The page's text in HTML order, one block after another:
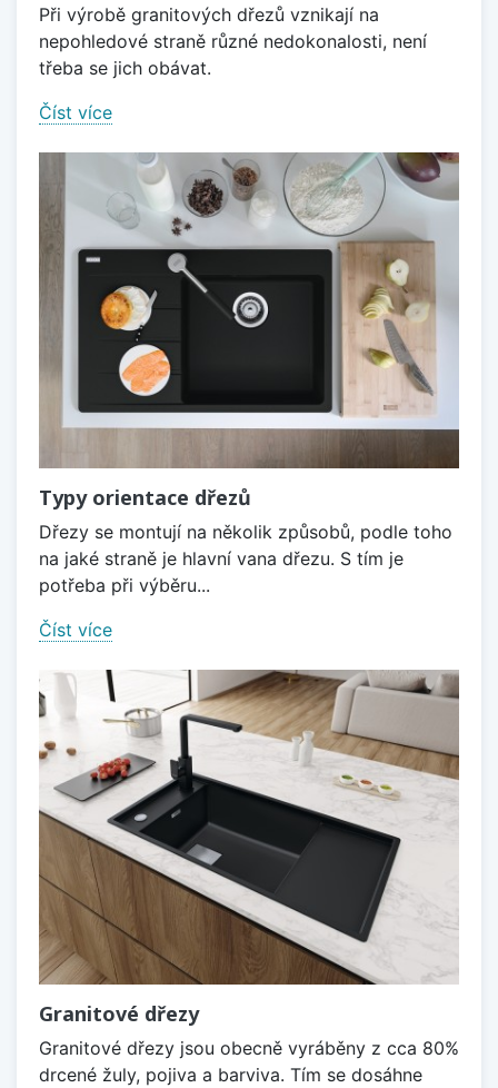
Při výrobě granitových dřezů vznikají na
nepohledové straně různé nedokonalosti, není
třeba se jich obávat.
Číst více
Typy orientace dřezů
Dřezy se montují na několik způsobů, podle toho
na jaké straně je hlavní vana dřezu. S tím je
potřeba při výběru...
Číst více
Granitové dřezy
Granitové dřezy jsou obecně vyráběny z cca 80%
drcené žuly, pojiva a barviva. Tím se dosáhne